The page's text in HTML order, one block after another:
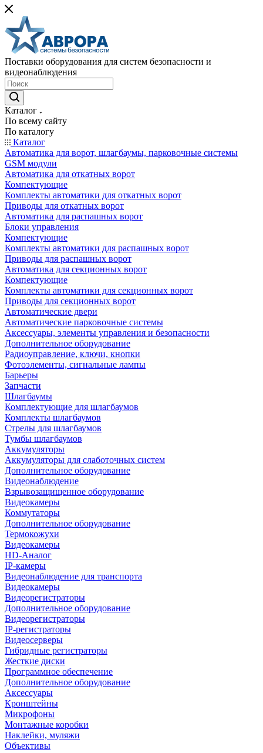
Поставки оборудования для систем безопасности и
видеонаблюдения
Каталог
По всему сайту
По каталогу
Каталог
Автоматика для ворот, шлагбаумы, парковочные системы
GSM модули
Автоматика для откатных ворот
Компектующие
Комплекты автоматики для откатных ворот
Приводы для откатных ворот
Автоматика для распашных ворот
Блоки управления
Компектующие
Комплекты автоматики для распашных ворот
Приводы для распашных ворот
Автоматика для секционных ворот
Компектующие
Комплекты автоматики для секционных ворот
Приводы для секционных ворот
Автоматические двери
Автоматические парковочные системы
Аксессуары, элементы управления и безопасности
Дополнительное оборудование
Радиоуправление, ключи, кнопки
Фотоэлементы, сигнальные лампы
Барьеры
Запчасти
Шлагбаумы
Комплектующие для шлагбаумов
Комплекты шлагбаумов
Стрелы для шлагбаумов
Тумбы шлагбаумов
Аккумуляторы
Аккумуляторы для слаботочных систем
Дополнительное оборудование
Видеонаблюдение
Взрывозащищенное оборудование
Видеокамеры
Коммутаторы
Дополнительное оборудование
Термокожухи
Видеокамеры
HD-Аналог
IP-камеры
Видеонаблюдение для транспорта
Видеокамеры
Видеорегистраторы
Дополнительное оборудование
Видеорегистраторы
IP-регистраторы
Видеосерверы
Гибридные регистраторы
Жесткие диски
Программное обеспечение
Дополнительное оборудование
Аксессуары
Кронштейны
Микрофоны
Монтажные коробки
Наклейки, муляжи
Объективы